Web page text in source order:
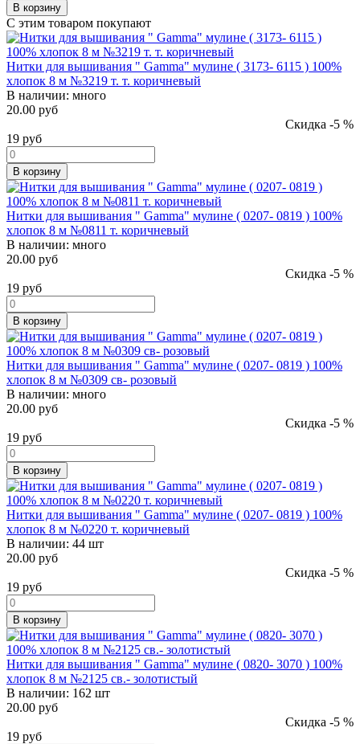
В корзину
С этим товаром покупают
Нитки для вышивания " Gamma" мулине ( 3173- 6115 ) 100%
хлопок 8 м №3219 т. т. коричневый
В наличии: много
20.00 руб
Скидка -5 %
19 руб
В корзину
Нитки для вышивания " Gamma" мулине ( 0207- 0819 ) 100%
хлопок 8 м №0811 т. коричневый
В наличии: много
20.00 руб
Скидка -5 %
19 руб
В корзину
Нитки для вышивания " Gamma" мулине ( 0207- 0819 ) 100%
хлопок 8 м №0309 св- розовый
В наличии: много
20.00 руб
Скидка -5 %
19 руб
В корзину
Нитки для вышивания " Gamma" мулине ( 0207- 0819 ) 100%
хлопок 8 м №0220 т. коричневый
В наличии: 44 шт
20.00 руб
Скидка -5 %
19 руб
В корзину
Нитки для вышивания " Gamma" мулине ( 0820- 3070 ) 100%
хлопок 8 м №2125 св.- золотистый
В наличии: 162 шт
20.00 руб
Скидка -5 %
19 руб